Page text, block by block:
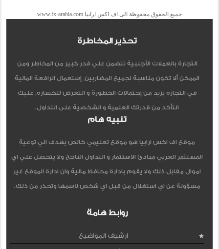
جميع الحقوق محفوظة الى اف اكس ارابيا www.fx-arabia.com
تحذير المخاطرة
التجارة بالعملات الأجنبية تتضمن علي قدر كبير من المخاطر ومن
الممكن ألا تكون مناسبة لجميع المضاربين, إستعمال الرافعة المالية
في التجاره يزيد من إحتمالات الخطورة و التعرض للخساره, عليك
التأكد من قدرتك العلمية و الشخصية على التداول.
تنبيه هام
موقع اف اكس ارابيا هو موقع تعليمي خالص يهدف الي توعية
المستثمر العربي مبادئ الاستثمار و التداول الناجح ولا يتحصل علي اي
اموال مقابل ذلك ولا يقوم بادارة محافظ مالية وان ادارة الموقع غير
مسؤولة عن اي استغلال من قبل اي شخص لاسمها وتحذر من ذلك.
روابط هامة
ارشيف المواضيع